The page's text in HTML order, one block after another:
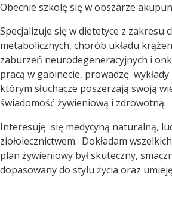
Obecnie szkolę się w obszarze
Specjalizuje się w dietetyce z zakresu
metabolicznych, chorób układu
zaburzeń neurodegeneracyjnych i
pracą w gabinecie, prowadzę
którym słuchacze poszerzają swoją
świadomość żywieniową i zdrowotną.
Interesuję się medycyną naturalną,
ziołolecznictwem. Dokładam
plan żywieniowy był skuteczny,
dopasowany do stylu życia oraz